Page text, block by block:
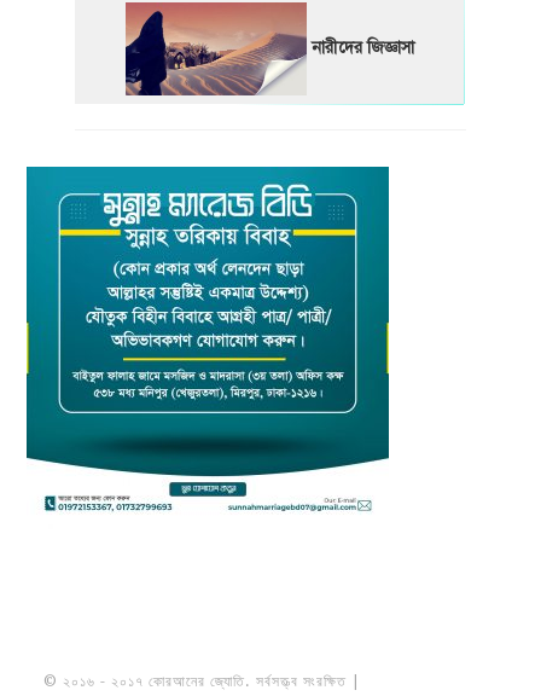
নারীদের জিজ্ঞাসা
© ২০১৬ - ২০১৭ কোরআনের জ্যোতি. সর্বসত্ত্ব সংরক্ষিত |